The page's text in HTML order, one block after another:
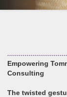
Empowering
Consulting
The twisted